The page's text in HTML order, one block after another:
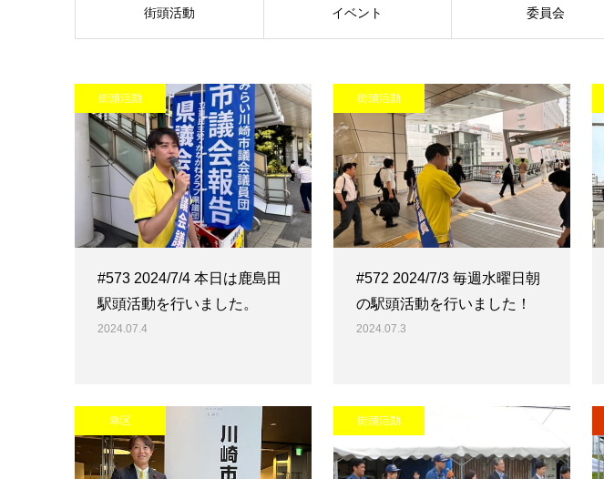
街頭活動 イベント 委員会
街頭活動
#573 2024/7/4 本日は鹿島田
駅頭活動を行いました。
2024.07.4
街頭活動
#572 2024/7/3 毎週水曜日朝
の駅頭活動を行いました！
2024.07.3
幸区 街頭活動